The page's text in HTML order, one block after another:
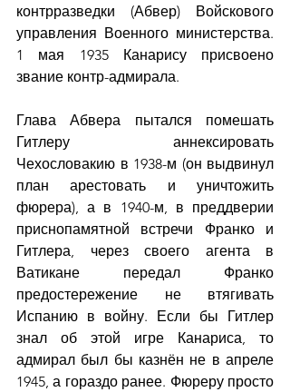
контрразведки (Абвер) Войскового
управления Военного министерства.
1 мая 1935 Канарису присвоено
звание контр-адмирала.
Глава Абвера пытался помешать
Гитлеру аннексировать
Чехословакию в 1938-м (он выдвинул
план арестовать и уничтожить
фюрера), а в 1940-м, в преддверии
приснопамятной встречи Франко и
Гитлера, через своего агента в
Ватикане передал Франко
предостережение не втягивать
Испанию в войну. Если бы Гитлер
знал об этой игре Канариса, то
адмирал был бы казнён не в апреле
1945, а гораздо ранее. Фюреру просто